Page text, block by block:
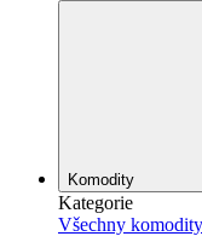
Komodity
Kategorie
Všechny komodity